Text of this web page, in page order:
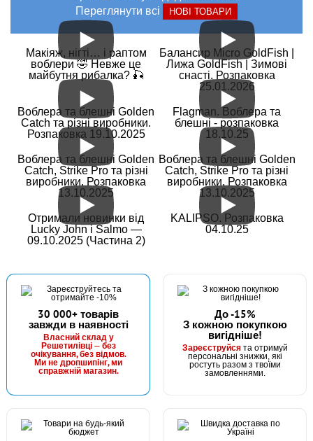
Переглянути всі
НОВІ ТОВАРИ
Макіяж, нігті… і раптом
воблери 🤣 Невже це
майбутня рибалка? 🎣
Балансир Micro GoldFish |
Лижа GoldFish | Зимові
снасті. Розпаковка
25.01.2026
Воблера та блешні Golden
Catch та різні виробники.
Розпаковка 19.10.2025
Flagman. Воблера та
блешні - розпаковка
18.10.25
Воблера та блешні Golden
Catch, Strike Pro та різні
виробники. Розпаковка
13.10.2025
Воблера та блешні Golden
Catch, Strike Pro та різні
виробники. Розпаковка
13.10.2025
Отримали новинки від
Lucky John і Salmo —
09.10.2025 (Частина 2)
KALIPSO. Розпаковка
04.10.25
30 000+ товарів
завжди в наявності
Власний склад у
Решетилівці — без
очікування, без відмов.
Ми не дропшипінг, ми
справжній магазин.
До -15%
З кожною покупкою
вигідніше!
Зареєструйсята отримуй
персональні знижки, які
ростуть разом з твоїми
замовленнями.